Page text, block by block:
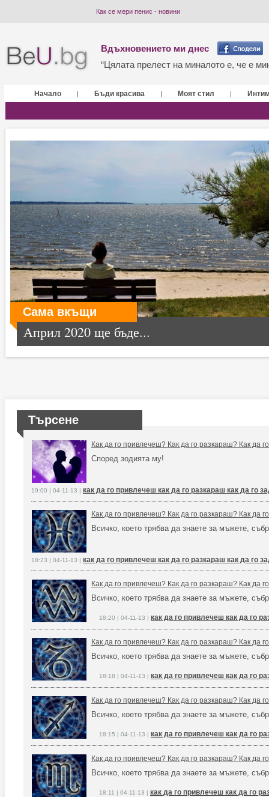
Как се мери пенис - новини
Вдъхновението ми днес
“Цялата прелест на миналото е, че е
Начало | Бъди красива | Моят стил |
Сама вкъщи
Април 2020 ще бъде...
Търсене
Как да го привлечеш? Как да го разкараш? Как да
Според зодията му!
19:00 | 04-11-13 | как да го привлечеш как да го разкараш как да го
Как да го привлечеш? Как да го разкараш? Как да
Всичко, което трябва да знаете за мъжете,
18:23 | 04-11-13 | как да го привлечеш как да го разкараш как да го
Как да го привлечеш? Как да го разкараш? Как да
Всичко, което трябва да знаете за мъжете,
18:20 | 04-11-13 | как да го привлечеш как да го
Как да го привлечеш? Как да го разкараш? Как да
Всичко, което трябва да знаете за мъжете,
18:18 | 04-11-13 | как да го привлечеш как да го
Как да го привлечеш? Как да го разкараш? Как да
Всичко, което трябва да знаете за мъжете,
18:15 | 04-11-13 | как да го привлечеш как да го
Как да го привлечеш? Как да го разкараш? Как да
Всичко, което трябва да знаете за мъжете,
18:11 | 04-11-13 | как да го привлечеш как да го